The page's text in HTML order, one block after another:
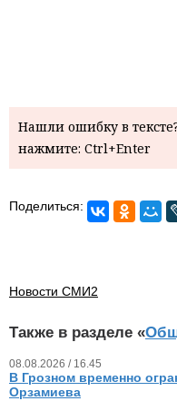
Нашли ошибку в
нажмите: Ctrl+Enter
Поделиться:
Новости СМИ2
Также в разделе «
08.08.2026 / 16.45
В Грозном временно
Орзамиева